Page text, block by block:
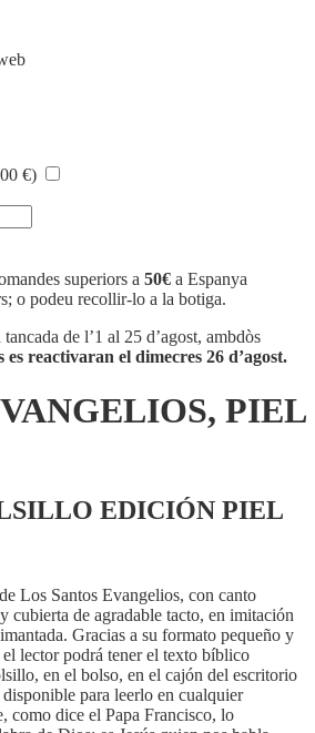
€)
superiors a 50€ a Espanya
o podeu recollir-lo a la botiga.
de l’1 al 25 d’agost, ambdòs
es reactivaran el dimecres 26 d’agost.
PIEL
EDICIÓN PIEL
Los Santos Evangelios, con canto
cubierta de agradable tacto, en imitación
Gracias a su formato pequeño y
lector podrá tener el texto bíblico
en el bolso, en el cajón del escritorio
para leerlo en cualquier
como dice el Papa Francisco, lo